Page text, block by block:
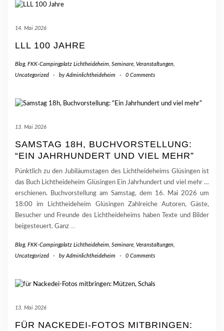
14. Mai 2026
LLL 100 JAHRE
Blog, FKK-Campingplatz Lichtheideheim Seminare, Veranstaltungen
Uncategorized
- byAdminlichtheideheim - 0 Comments
13. Mai 2026
SAMSTAG 18H, BUCHVORSTELLUNG:
“EIN JAHRHUNDERT UND VIEL MEHR”
Pünktlich zu den Jubiläumstagen des Lichtheideheims Glüsingen ist
das Buch Lichtheideheim Glüsingen Ein Jahrhundert und viel mehr …
erschienen. Buchvorstellung am Samstag, dem 16. Mai 2026 um
18:00 im Lichtheideheim Glüsingen Zahlreiche Autoren, Gäste,
Besucher und Freunde des Lichtheideheims haben Texte und Bilder
beigesteuert. Ganz …
Blog, FKK-Campingplatz Lichtheideheim Seminare, Veranstaltungen
Uncategorized
- byAdminlichtheideheim - 0 Comments
13. Mai 2026
FÜR NACKEDEI-FOTOS MITBRINGEN: